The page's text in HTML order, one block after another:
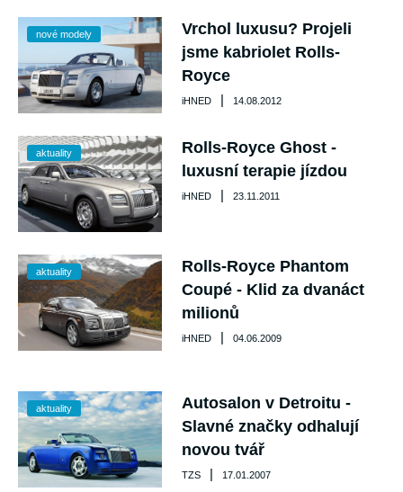
nové modely
Vrchol luxusu? Projeli
jsme kabriolet Rolls-
Royce
iHNED | 14.08.2012
aktuality
Rolls-Royce Ghost -
luxusní terapie jízdou
iHNED | 23.11.2011
aktuality
Rolls-Royce Phantom
Coupé - Klid za dvanáct
milionů
iHNED | 04.06.2009
aktuality
Autosalon v Detroitu -
Slavné značky odhalují
novou tvář
TZS | 17.01.2007